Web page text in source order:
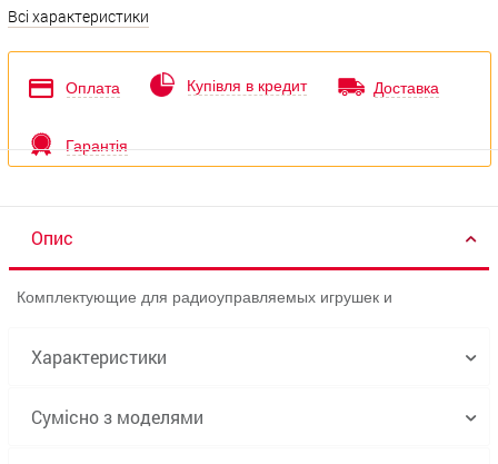
Всі характеристики
Оплата Купівля в кредит Доставка
Гарантія
Опис
Комплектующие для радиоуправляемых игрушек и
Характеристики
Сумісно з моделями